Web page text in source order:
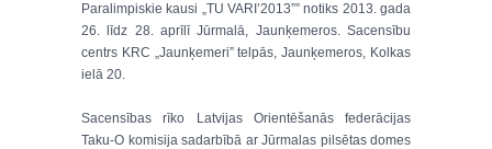
Paralimpiskie kausi „TU VARI’2013”” notiks 2013. gada
26. līdz 28. aprīlī Jūrmalā, Jaunķemeros. Sacensību
centrs KRC „Jaunķemeri” telpās, Jaunķemeros, Kolkas
ielā 20.
Sacensības rīko Latvijas Orientēšanās federācijas
Taku-O komisija sadarbībā ar Jūrmalas pilsētas domes